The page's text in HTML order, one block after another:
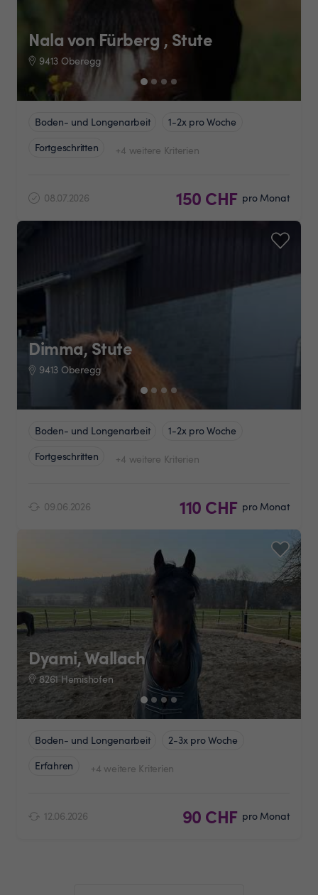
Nala von Fürberg , Stute
9413 Oberegg
Boden- und Longenarbeit
1-2x pro Woche
Fortgeschritten
+4 weitere Kriterien
08.07.2026 150 CHF pro Monat
Dimma, Stute
9413 Oberegg
Boden- und Longenarbeit
1-2x pro Woche
Fortgeschritten
+4 weitere Kriterien
09.06.2026 110 CHF pro Monat
Dyami, Wallach
8261 Hemishofen
Boden- und Longenarbeit
2-3x pro Woche
Erfahren
+4 weitere Kriterien
12.06.2026 90 CHF pro Monat